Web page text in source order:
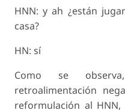
HNN: y ah ¿están
casa?
HN: sí
Como se
retroalimentación
reformulación al